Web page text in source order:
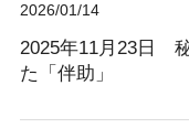
2026/01/14
2025年11月23日
た「伴助」